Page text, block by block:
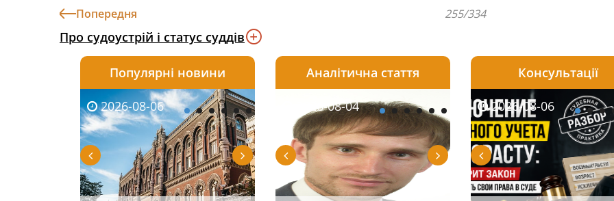
Попередня 255/334
Про судоустрій і статус суддів
Популярні новини
2026-08-06 2026-08-06 2026-08-06
Аналітична стаття
2026-08-03 2026-08-04 2026-08-04
Консультації
2026-08-05 2026-08-06
2026-07-30